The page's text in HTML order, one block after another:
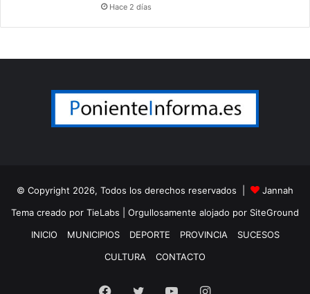
Hace 2 días
© Copyright 2026, Todos los derechos reservados |
Jannah
Tema creado por TieLabs | Orgullosamente alojado por SiteGround
INICIO
MUNICIPIOS DEPORTE PROVINCIA
SUCESOS
CULTURA
CONTACTO
Facebook
TwitterYouTubeInstagram